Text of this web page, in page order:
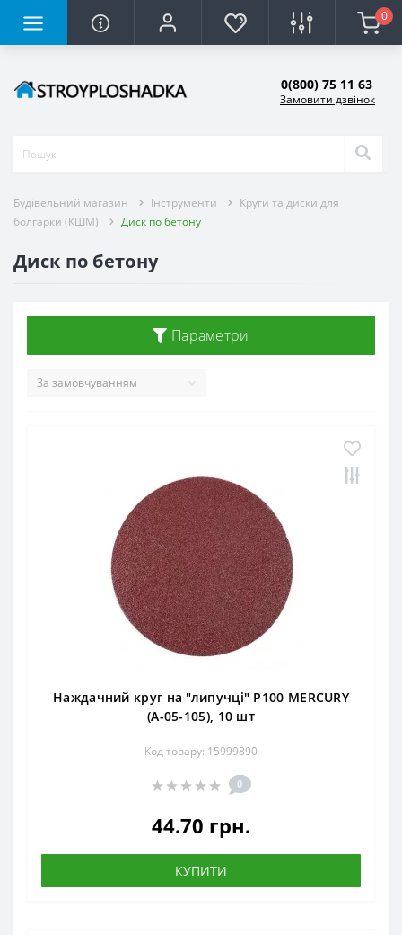
0
0(800) 75 11 63
Замовити дзвінок
Будівельний магазин Інструменти
Круги та диски для
болгарки (КШМ)
Диск по бетону
Диск по бетону
Параметри
Наждачний круг на "липучці" Р100 MERCURY
(А-05-105), 10 шт
Код товару: 15999890
0
44.70 грн.
КУПИТИ